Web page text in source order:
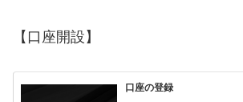
【口座開設】
口座の登録